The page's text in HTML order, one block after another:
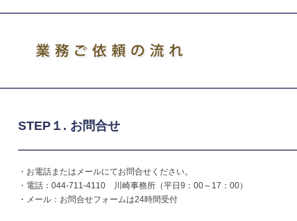
STEP１. お問合せ
・お電話またはメールにてお問合せください。
・電話：044-711-4110 川崎事務所（平日9：00～17：00）
・メール：お問合せフォームは24時間受付